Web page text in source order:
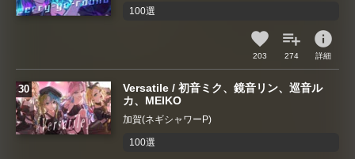
100選
203 274
info
詳細
Versatile / 初音ミク、鏡音リン、巡音ル
カ、MEIKO
加賀(ネギシャワーP)
100選